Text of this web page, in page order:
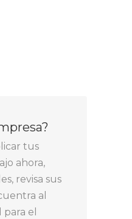
tus
ahora,
revisa sus
al
el